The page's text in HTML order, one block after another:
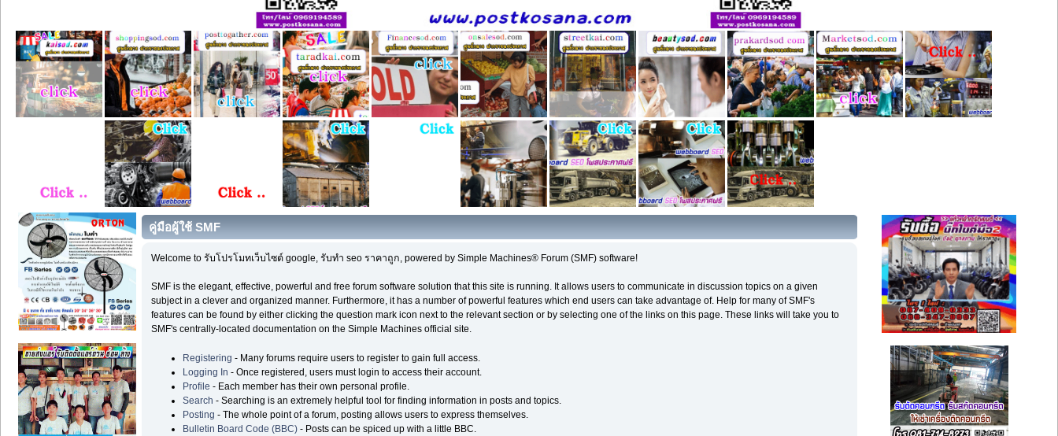
คู่มือผู้ใช้ SMF
Welcome to รับโปรโมทเว็บไซต์ google, รับทำ seo ราคาถูก, powered by Simple Machines® Forum (SMF) software!
SMF is the elegant, effective, powerful and free forum software solution that this site is running. It allows users to communicate in discussion topics on a given
subject in a clever and organized manner. Furthermore, it has a number of powerful features which end users can take advantage of. Help for many of SMF's
features can be found by either clicking the question mark icon next to the relevant section or by selecting one of the links on this page. These links will take you to
SMF's centrally-located documentation on the Simple Machines official site.
Registering - Many forums require users to register to gain full access.
Logging In - Once registered, users must login to access their account.
Profile - Each member has their own personal profile.
Search - Searching is an extremely helpful tool for finding information in posts and topics.
Posting - The whole point of a forum, posting allows users to express themselves.
Bulletin Board Code (BBC) - Posts can be spiced up with a little BBC.